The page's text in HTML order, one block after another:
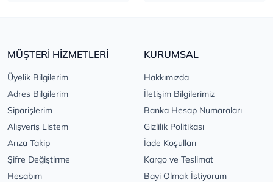
MÜŞTERİ HİZMETLERİ
Üyelik Bilgilerim
Adres Bilgilerim
Siparişlerim
Alışveriş Listem
Arıza Takip
Şifre Değiştirme
Hesabım
KURUMSAL
Hakkımızda
İletişim Bilgilerimiz
Banka Hesap Numaraları
Gizlilik Politikası
İade Koşulları
Kargo ve Teslimat
Bayi Olmak İstiyorum